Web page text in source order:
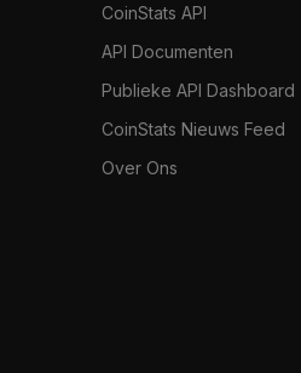
CoinStats API
API Documenten
Publieke API Dashboard
CoinStats Nieuws Feed
Over Ons